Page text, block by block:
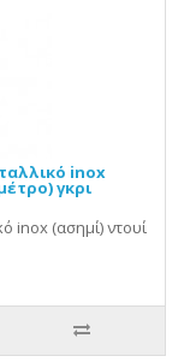
inox
γκρι
inox (ασημί) ντουί